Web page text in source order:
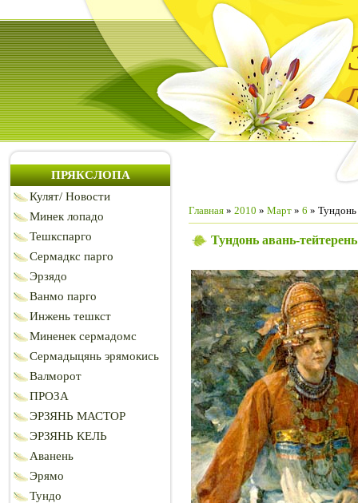
ПРЯКСЛОПА
Кулят/ Новости
Минек лопадо
Тешкспарго
Сермадкс парго
Эрзядо
Ванмо парго
Инжень тешкст
Миненек сермадомс
Сермадыцянь эрямокись
Валморот
ПРОЗА
ЭРЗЯНЬ МАСТОР
ЭРЗЯНЬ КЕЛЬ
Аванень
Эрямо
Тундо
Главная » 2010 » Март » 6 »
Тундонь авань-